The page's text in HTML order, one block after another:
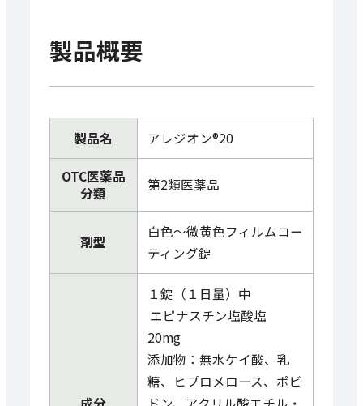
製品概要
製品名 アレジオン®20
OTC医薬品
分類
第2類医薬品
剤型
白色～微黄色フィルムコー
ティング錠
１錠（１日量）中
エピナスチン塩酸塩
20mg
添加物：無水ケイ酸、乳
糖、ヒプロメロース、ポビ